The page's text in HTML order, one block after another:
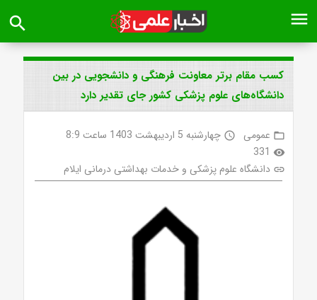
menu
search
کسب مقام برتر معاونت فرهنگی و دانشجویی در بین
دانشگاه‌های علوم پزشکی کشور جای تقدیر دارد
folder_open عمومی access_time چهارشنبه 5 اردیبهشت 1403 ساعت 8:9
visibility
331
link دانشگاه علوم پزشکی و خدمات بهداشتی درمانی ایلام